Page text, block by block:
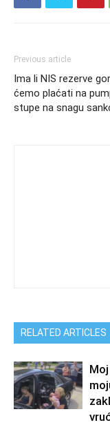
Previous article
Ima li NIS rezerve
ćemo plaćati na
stupe na snagu
RELATED ARTICLES